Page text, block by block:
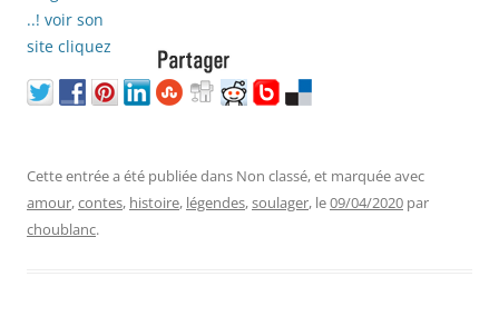
Cette entrée a été publiée dans Non classé, et marquée avec
amour,contes, histoire, légendes,soulager, le09/04/2020 par
choublanc.